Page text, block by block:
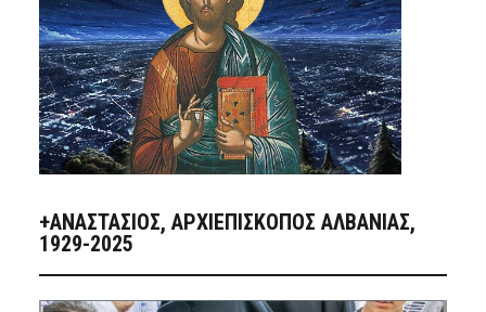
+ΑΝΑΣΤΆΣΙΟΣ, ΑΡΧΙΕΠΊΣΚΟΠΟΣ ΑΛΒΑΝΊΑΣ,
1929-2025